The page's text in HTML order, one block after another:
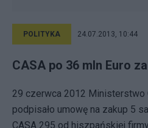
POLITYKA 24.07.2013, 10:44
CASA po 36 mln Euro
29 czerwca 2012 Ministerstwo
podpisało umowę na zakup 5
CASA 295 od hiszpańskiej